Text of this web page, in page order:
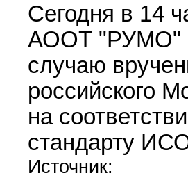
Сегодня в 14
АООТ "РУМО"
случаю
российского
на
стандарту
Источник: